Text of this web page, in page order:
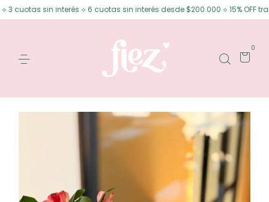
interés ⟡ 6 cuotas sin interés desde $200.000 ⟡ 15% OFF
0